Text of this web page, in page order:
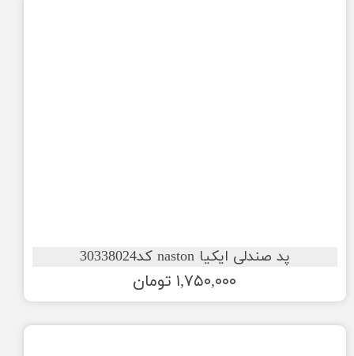
پد صندلی ایکیا naston کد30338024
۱,۷۵۰,۰۰۰ تومان